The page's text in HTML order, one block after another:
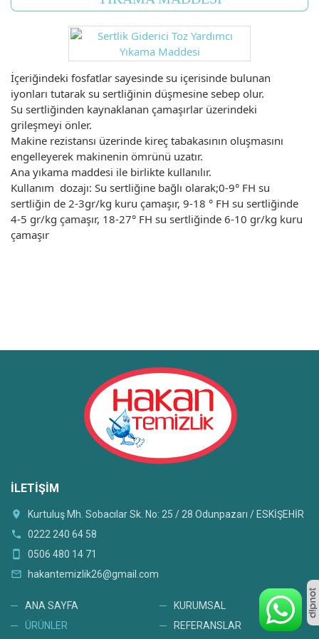
İçeriğindeki fosfatlar sayesinde su içerisinde bulunan
iyonları tutarak su sertliğinin düşmesine sebep olur.
Su sertliğinden kaynaklanan çamaşırlar üzerindeki
grileşmeyi önler.
Makine rezistansı üzerinde kireç tabakasının oluşmasını
engelleyerek makinenin ömrünü uzatır.
Ana yıkama maddesi ile birlikte kullanılır.
Kullanım dozajı: Su sertliğine bağlı olarak;0-9° FH su
sertliğin de 2-3gr/kg kuru çamaşır, 9-18 ° FH su sertliğinde
4-5 gr/kg çamaşır, 18-27° FH su sertliğinde 6-10 gr/kg kuru
çamaşır
İLETIŞIM
location_on
Kurtuluş Mh. Sobacılar Sk. No: 25 / 28 Odunpazarı / ESKİŞEHİR
phone
0222 240 64 58
smartphone
0506 480 14 71
mail_outline
hakantemizlik26@gmail.com
ANA SAYFA
KURUMSAL
ÜRÜNLER
REFERANSLAR